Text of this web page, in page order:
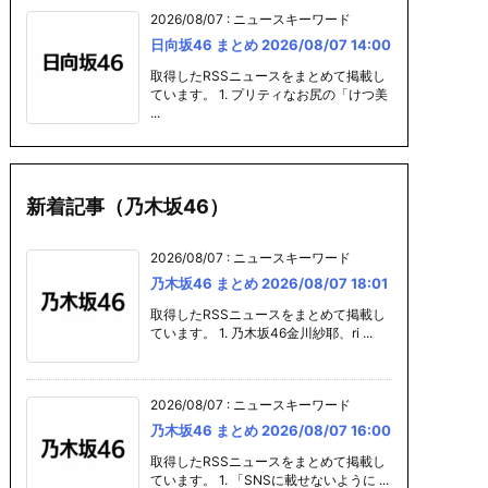
2026/08/07 : ニュースキーワード
日向坂46 まとめ 2026/08/07 14:00
取得したRSSニュースをまとめて掲載し
ています。 1. プリティなお尻の「けつ美
...
新着記事（乃木坂46）
2026/08/07 : ニュースキーワード
乃木坂46 まとめ 2026/08/07 18:01
取得したRSSニュースをまとめて掲載し
ています。 1. 乃木坂46金川紗耶、ri ...
2026/08/07 : ニュースキーワード
乃木坂46 まとめ 2026/08/07 16:00
取得したRSSニュースをまとめて掲載し
ています。 1. 「SNSに載せないように ...